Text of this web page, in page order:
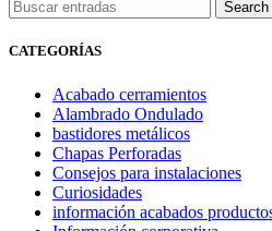
Search
CATEGORÍAS
Acabado cerramientos
Alambrado Ondulado
bastidores metálicos
Chapas Perforadas
Consejos para instalaciones
Curiosidades
información acabados